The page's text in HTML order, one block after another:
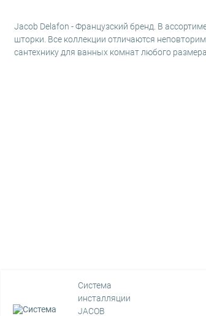
Jacob Delafon - Французский бренд. В
шторки. Все коллекции отличаются
сантехнику для ванных комнат любого размера.
Система
инсталляции
JACOB